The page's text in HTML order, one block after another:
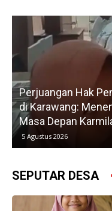
Gerak
Petani,
Kedua
5 Agustus 2026
SEPUTAR DESA